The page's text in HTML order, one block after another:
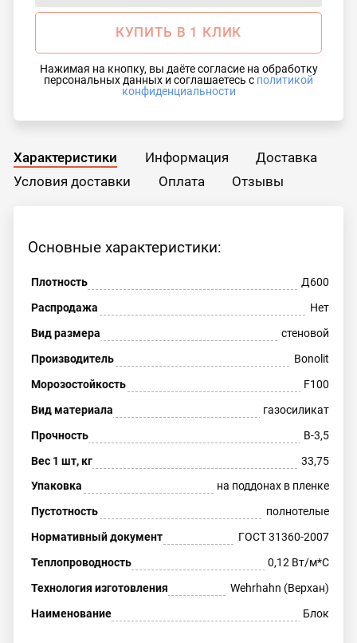
КУПИТЬ В 1 КЛИК
Нажимая на кнопку, вы даёте согласие на обработку
персональных данных и соглашаетесь с политикой
конфиденциальности
Характеристики Информация
Доставка
Условия доставки
Оплата Отзывы
Основные характеристики:
Плотность
Д600
Распродажа
Нет
Вид размера
стеновой
Производитель
Bonolit
Морозостойкость
F100
Вид материала
газосиликат
Прочность
В-3,5
Вес 1 шт, кг
33,75
Упаковка
на поддонах в пленке
Пустотность
полнотелые
Нормативный документ
ГОСТ 31360-2007
Теплопроводность
0,12 Вт/м*С
Технология изготовления
Wehrhahn (Верхан)
Наименование
Блок